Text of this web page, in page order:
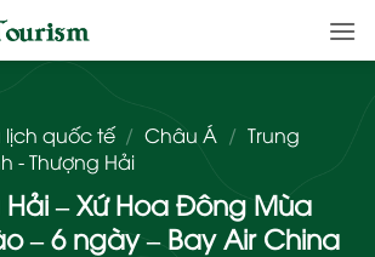
lịch quốc tế / Châu Á / Trung
- Thượng Hải
Hải – Xứ Hoa Đông Mùa
– 6 ngày – Bay Air China